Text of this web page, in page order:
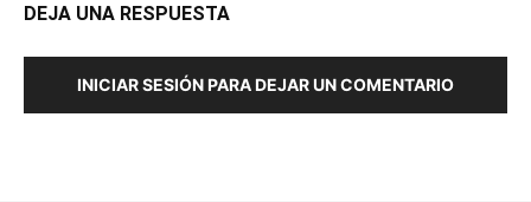
DEJA UNA RESPUESTA
INICIAR SESIÓN PARA DEJAR UN COMENTARIO